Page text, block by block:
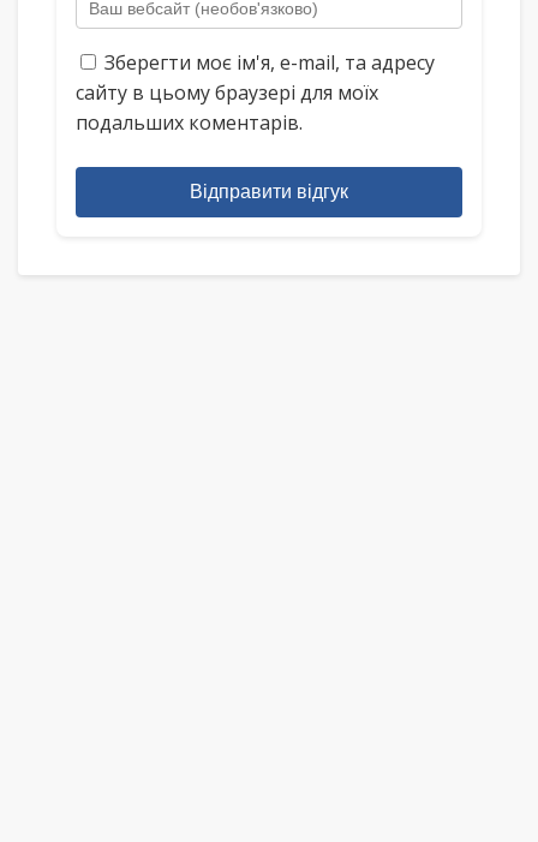
Зберегти моє ім'я, e-mail, та адресу
сайту в цьому браузері для моїх
подальших коментарів.
Відправити відгук